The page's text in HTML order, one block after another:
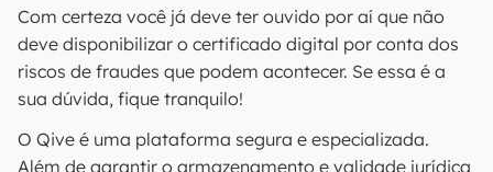
Com certeza você já deve ter ouvido por aí que não
deve disponibilizar o certificado digital por conta dos
riscos de fraudes que podem acontecer. Se essa é a
sua dúvida, fique tranquilo!
O Qive é uma plataforma segura e especializada.
Além de garantir o armazenamento e validade jurídica